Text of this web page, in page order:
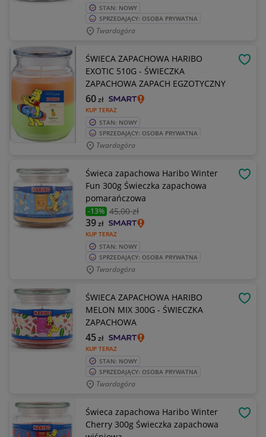
STAN: NOWY
SPRZEDAJĄCY: OSOBA PRYWATNA
Twardogóra
ŚWIECA ZAPACHOWA HARIBO
EXOTIC 510G - ŚWIECZKA
ZAPACHOWA ZAPACH EGZOTYCZNY
KUP TERAZ
60zł
STAN: NOWY
SPRZEDAJĄCY: OSOBA PRYWATNA
Twardogóra
Świeca zapachowa Haribo Winter
Fun 300g Świeczka zapachowa
pomarańczowa
-13% 45,00 zł
KUP TERAZ
39zł
STAN: NOWY
SPRZEDAJĄCY: OSOBA PRYWATNA
Twardogóra
ŚWIECA ZAPACHOWA HARIBO
MELON MIX 300G - ŚWIECZKA
ZAPACHOWA
KUP TERAZ
45zł
STAN: NOWY
SPRZEDAJĄCY: OSOBA PRYWATNA
Twardogóra
Świeca zapachowa Haribo Winter
Cherry 300g Świeczka zapachowa